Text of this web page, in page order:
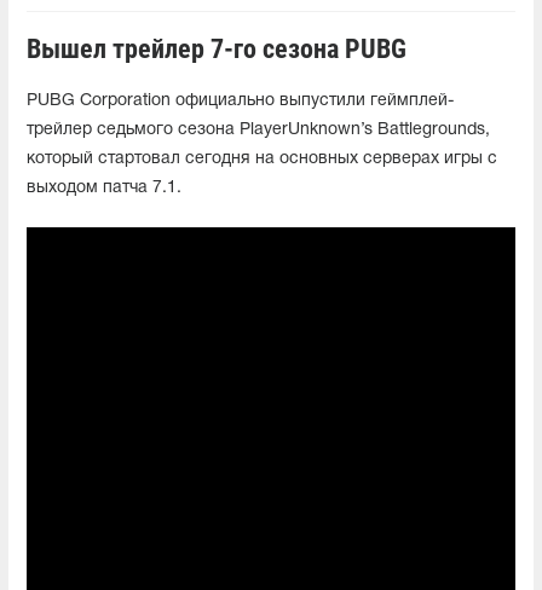
Вышел трейлер 7-го сезона PUBG
PUBG Corporation официально выпустили геймплей-
трейлер седьмого сезона PlayerUnknown’s Battlegrounds,
который стартовал сегодня на основных серверах игры с
выходом патча 7.1.